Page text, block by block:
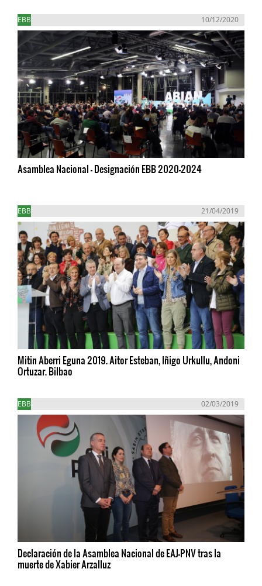
EBB 10/12/2020
Asamblea Nacional - Designación EBB 2020-2024
EBB 21/04/2019
Mitin Aberri Eguna 2019. Aitor Esteban, Iñigo Urkullu, Andoni
Ortuzar. Bilbao
EBB 02/03/2019
Declaración de la Asamblea Nacional de EAJ-PNV tras la
muerte de Xabier Arzalluz